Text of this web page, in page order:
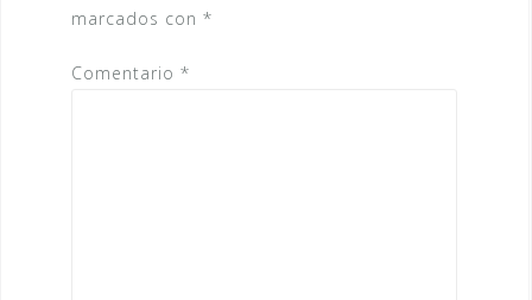
marcados con *
Comentario *